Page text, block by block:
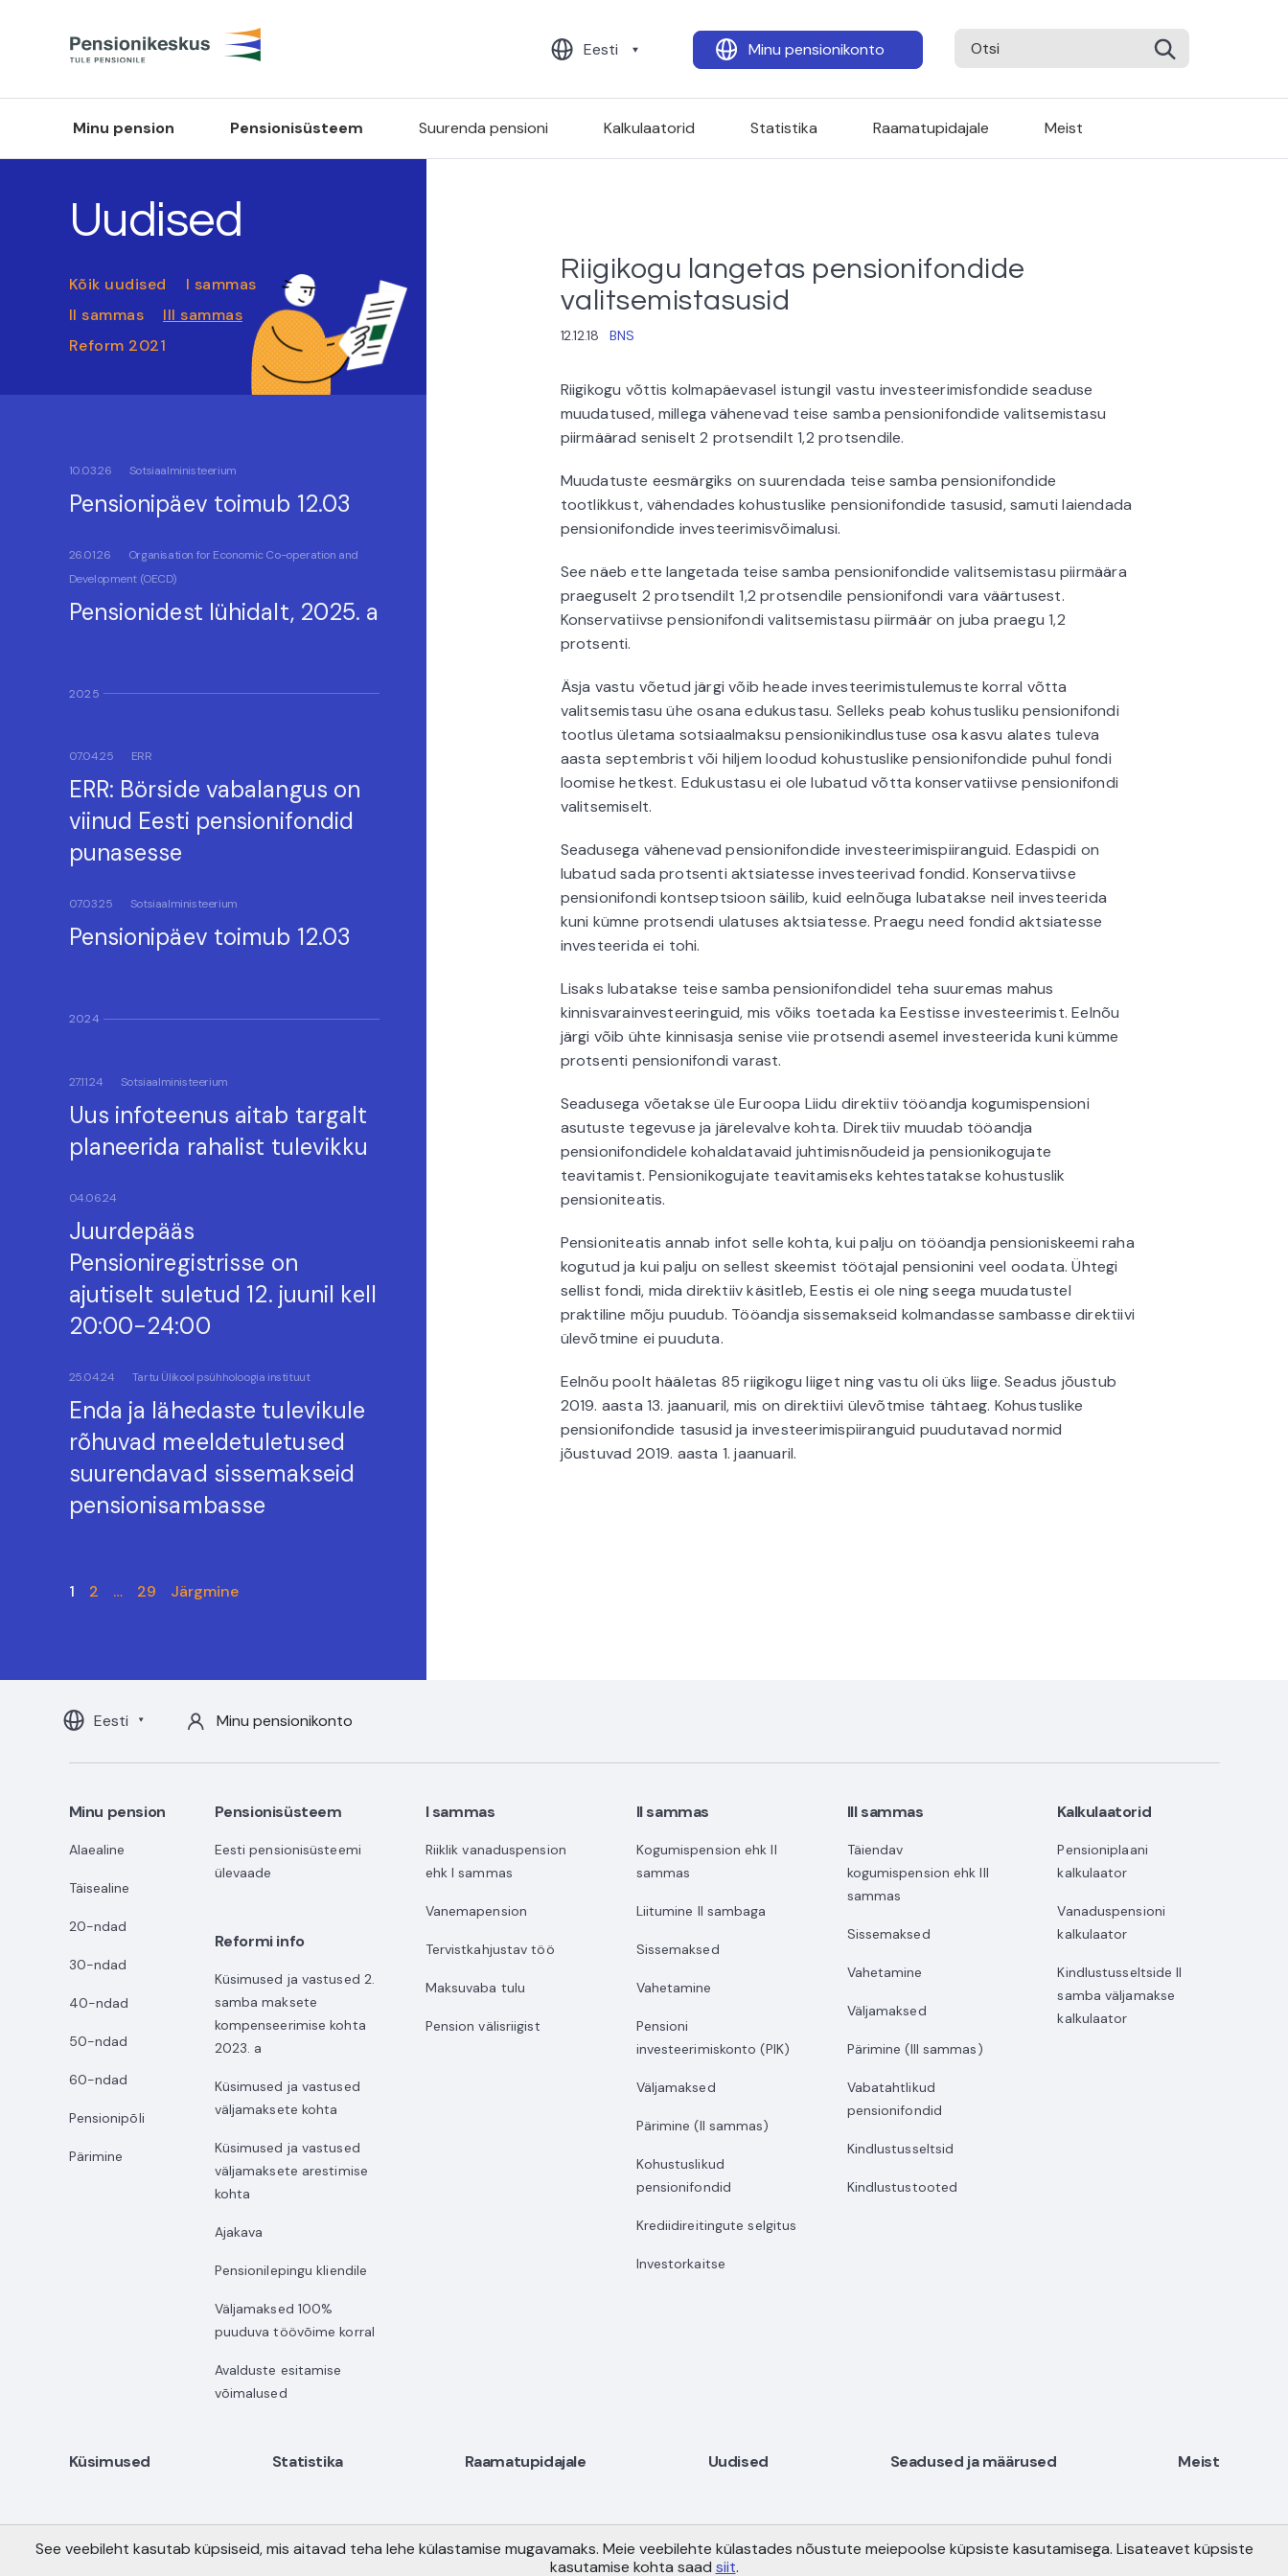
Eesti Minu pensionikonto
Minu pension Pensionisüsteem Suurenda pensioni Kalkulaatorid Statistika Raamatupidajale Meist
Uudised
Kõik uudised
I sammas
II sammas
III sammas
Reform 2021
10.03.26 Sotsiaalministeerium
Pensionipäev toimub 12.03
26.01.26
Organisation for Economic Co-operation and
Development (OECD)
Pensionidest lühidalt, 2025. a
2025
07.04.25 ERR
ERR: Börside vabalangus on
viinud Eesti pensionifondid
punasesse
07.03.25 Sotsiaalministeerium
Pensionipäev toimub 12.03
2024
27.11.24 Sotsiaalministeerium
Uus infoteenus aitab targalt
planeerida rahalist tulevikku
04.06.24
Juurdepääs
Pensioniregistrisse on
ajutiselt suletud 12. juunil kell
20:00-24:00
25.04.24 Tartu Ülikool psühholoogia instituut
Enda ja lähedaste tulevikule
rõhuvad meeldetuletused
suurendavad sissemakseid
pensionisambasse
1 2 … 29 Järgmine
Riigikogu langetas pensionifondide
valitsemistasusid
12.12.18 BNS
Riigikogu võttis kolmapäevasel istungil vastu investeerimisfondide seaduse
muudatused, millega vähenevad teise samba pensionifondide valitsemistasu
piirmäärad seniselt 2 protsendilt 1,2 protsendile.
Muudatuste eesmärgiks on suurendada teise samba pensionifondide
tootlikkust, vähendades kohustuslike pensionifondide tasusid, samuti laiendada
pensionifondide investeerimisvõimalusi.
See näeb ette langetada teise samba pensionifondide valitsemistasu piirmäära
praeguselt 2 protsendilt 1,2 protsendile pensionifondi vara väärtusest.
Konservatiivse pensionifondi valitsemistasu piirmäär on juba praegu 1,2
protsenti.
Äsja vastu võetud järgi võib heade investeerimistulemuste korral võtta
valitsemistasu ühe osana edukustasu. Selleks peab kohustusliku pensionifondi
tootlus ületama sotsiaalmaksu pensionikindlustuse osa kasvu alates tuleva
aasta septembrist või hiljem loodud kohustuslike pensionifondide puhul fondi
loomise hetkest. Edukustasu ei ole lubatud võtta konservatiivse pensionifondi
valitsemiselt.
Seadusega vähenevad pensionifondide investeerimispiiranguid. Edaspidi on
lubatud sada protsenti aktsiatesse investeerivad fondid. Konservatiivse
pensionifondi kontseptsioon säilib, kuid eelnõuga lubatakse neil investeerida
kuni kümne protsendi ulatuses aktsiatesse. Praegu need fondid aktsiatesse
investeerida ei tohi.
Lisaks lubatakse teise samba pensionifondidel teha suuremas mahus
kinnisvarainvesteeringuid, mis võiks toetada ka Eestisse investeerimist. Eelnõu
järgi võib ühte kinnisasja senise viie protsendi asemel investeerida kuni kümme
protsenti pensionifondi varast.
Seadusega võetakse üle Euroopa Liidu direktiiv tööandja kogumispensioni
asutuste tegevuse ja järelevalve kohta. Direktiiv muudab tööandja
pensionifondidele kohaldatavaid juhtimisnõudeid ja pensionikogujate
teavitamist. Pensionikogujate teavitamiseks kehtestatakse kohustuslik
pensioniteatis.
Pensioniteatis annab infot selle kohta, kui palju on tööandja pensioniskeemi raha
kogutud ja kui palju on sellest skeemist töötajal pensionini veel oodata. Ühtegi
sellist fondi, mida direktiiv käsitleb, Eestis ei ole ning seega muudatustel
praktiline mõju puudub. Tööandja sissemakseid kolmandasse sambasse direktiivi
ülevõtmine ei puuduta.
Eelnõu poolt hääletas 85 riigikogu liiget ning vastu oli üks liige. Seadus jõustub
2019. aasta 13. jaanuaril, mis on direktiivi ülevõtmise tähtaeg. Kohustuslike
pensionifondide tasusid ja investeerimispiiranguid puudutavad normid
jõustuvad 2019. aasta 1. jaanuaril.
Eesti Minu pensionikonto
Minu pension
Alaealine
Täisealine
20-ndad
30-ndad
40-ndad
50-ndad
60-ndad
Pensionipõli
Pärimine
Pensionisüsteem
Eesti pensionisüsteemi
ülevaade
Reformi info
Küsimused ja vastused 2.
samba maksete
kompenseerimise kohta
2023. a
Küsimused ja vastused
väljamaksete kohta
Küsimused ja vastused
väljamaksete arestimise
kohta
Ajakava
Pensionilepingu kliendile
Väljamaksed 100%
puuduva töövõime korral
Avalduste esitamise
võimalused
I sammas
Riiklik vanaduspension
ehk I sammas
Vanemapension
Tervistkahjustav töö
Maksuvaba tulu
Pension välisriigist
II sammas
Kogumispension ehk II
sammas
Liitumine II sambaga
Sissemaksed
Vahetamine
Pensioni
investeerimiskonto (PIK)
Väljamaksed
Pärimine (II sammas)
Kohustuslikud
pensionifondid
Krediidireitingute selgitus
Investorkaitse
III sammas
Täiendav
kogumispension ehk III
sammas
Sissemaksed
Vahetamine
Väljamaksed
Pärimine (III sammas)
Vabatahtlikud
pensionifondid
Kindlustusseltsid
Kindlustustooted
Kalkulaatorid
Pensioniplaani
kalkulaator
Vanaduspensioni
kalkulaator
Kindlustusseltside II
samba väljamakse
kalkulaator
Küsimused Statistika Raamatupidajale Uudised Seadused ja määrused Meist
Maakri 19, Tallinn 10145
See veebileht kasutab küpsiseid, mis aitavad teha lehe külastamise mugavamaks. Meie veebilehte külastades nõustute meiepoolse küpsiste kasutamisega. Lisateavet küpsiste
kasutamise kohta saad siit.